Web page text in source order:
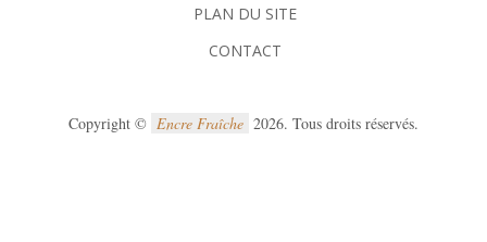
PLAN DU SITE
CONTACT
Copyright © Encre Fraîche 2026. Tous droits réservés.